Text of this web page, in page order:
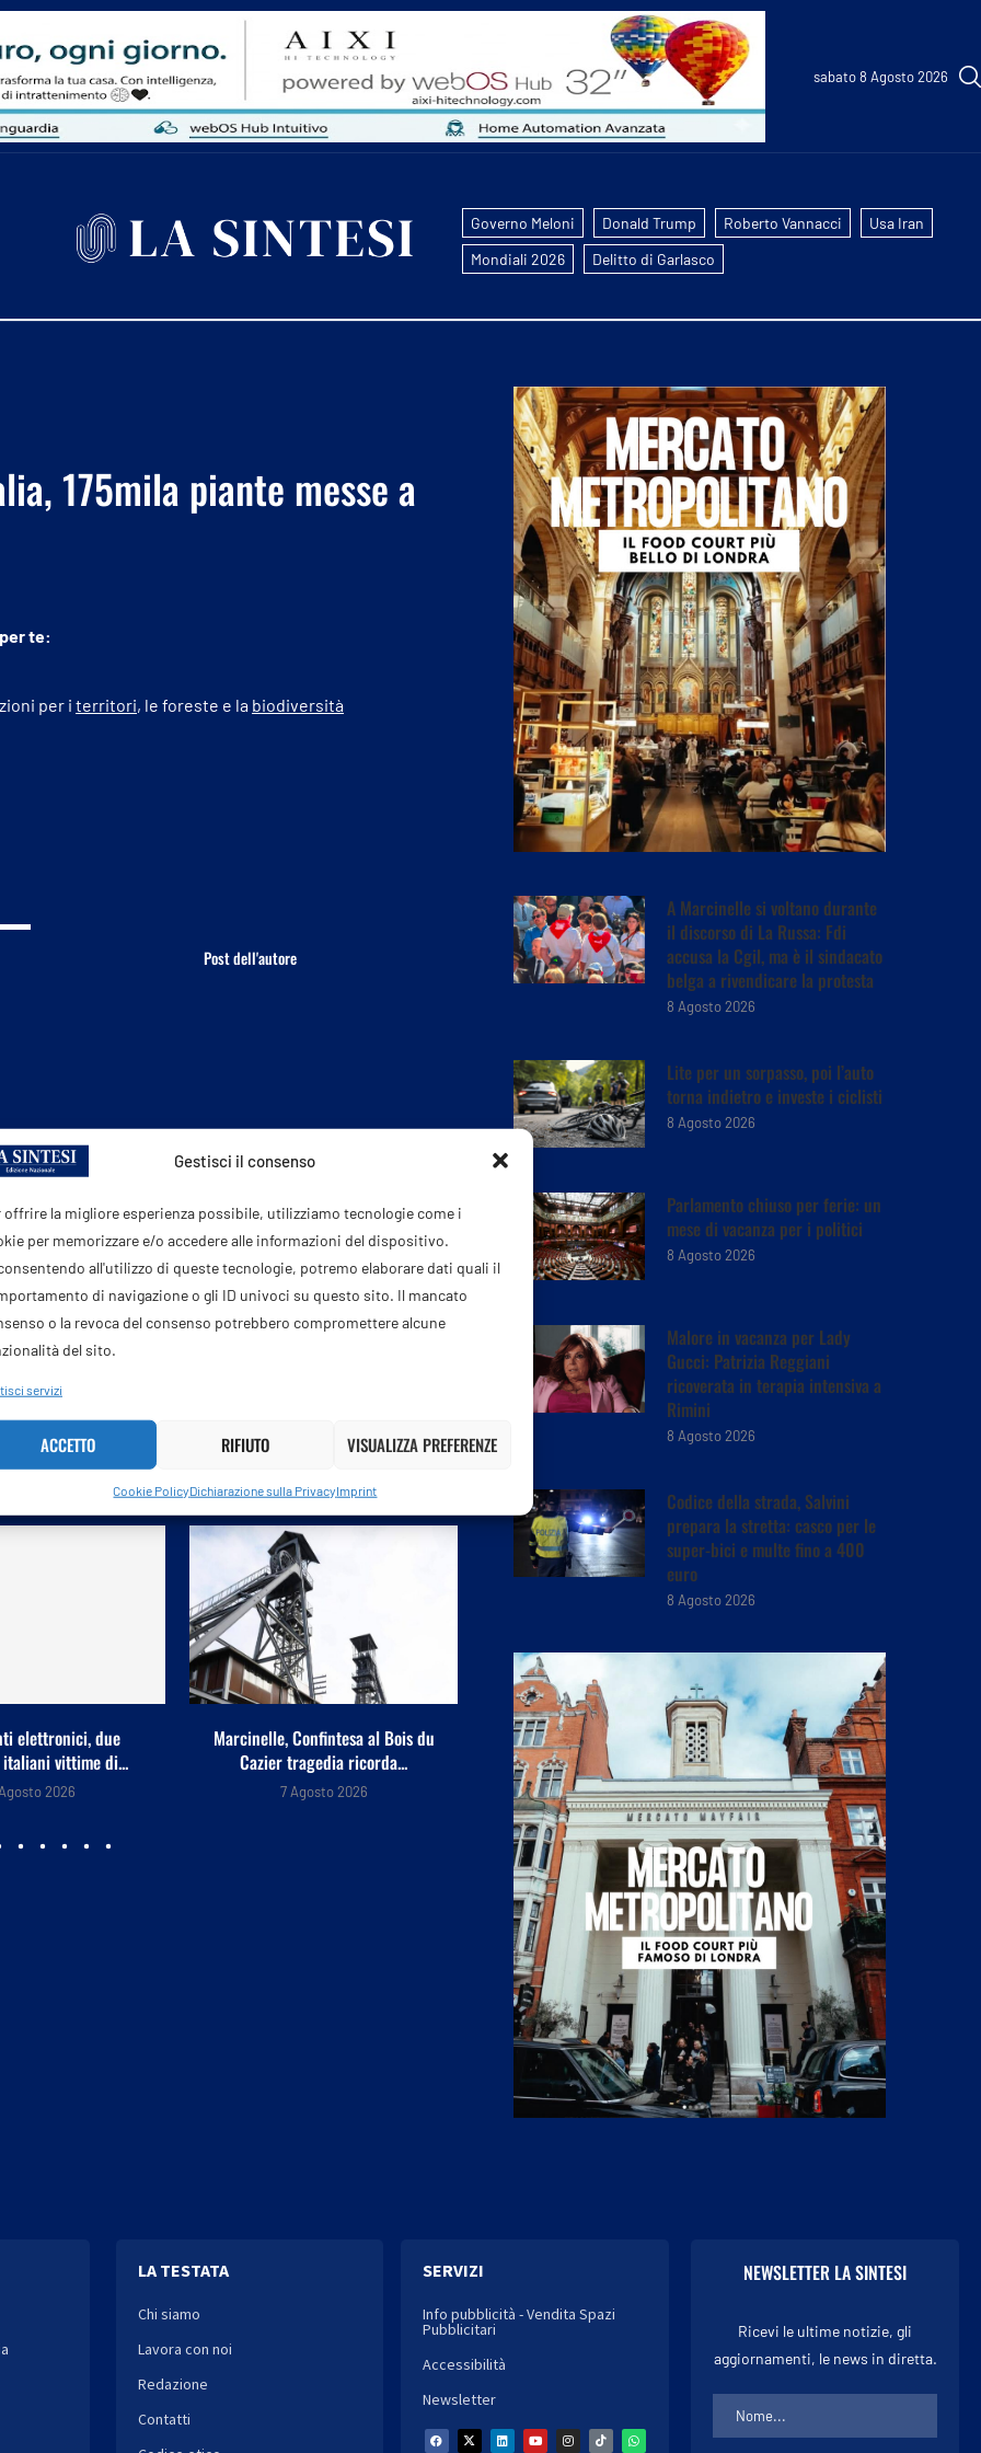
Gestisci il consenso
offrire la migliore esperienza possibile, utilizziamo tecnologie come i
per memorizzare e/o accedere alle informazioni del dispositivo.
all'utilizzo di queste tecnologie, potremo elaborare dati quali il
di navigazione o gli ID univoci su questo sito. Il mancato
o la revoca del consenso potrebbero compromettere alcune
del sito.
servizi
ACCETTO RIFIUTO VISUALIZZA PREFERENZE
Cookie PolicyDichiarazione sulla PrivacyImprint
sabato 8 Agosto 2026
Governo Meloni Donald Trump Roberto Vannacci
Usa Iran
Mondiali 2026
Delitto di Garlasco
175mila piante messe a
te:
per i territori, le foreste e la biodiversità
Post dell'autore
PROSSIMO POST
Rotocalco n° 22 del 3 giugno 2026
ANCHE PIACERTI
al Bois du
ricorda...
2026
Ancora acquisti sui mercati dopo
dato su lavoro...
7 Agosto 2026
La corsa dei prezzi, dai
carburanti al gelato:...
7 Agosto 2026
Unipol verso l’addio a
dopo la plusvalenza,...
7 Agosto 2026
A Marcinelle si voltano durante
il discorso di La Russa: Fdi
accusa la Cgil, ma è il sindacato
belga a rivendicare la protesta
8 Agosto 2026
Lite per un sorpasso, poi l’auto
torna indietro e investe i ciclisti
8 Agosto 2026
Parlamento chiuso per ferie: un
mese di vacanza per i politici
8 Agosto 2026
Malore in vacanza per Lady
Gucci: Patrizia Reggiani
ricoverata in terapia intensiva a
Rimini
8 Agosto 2026
Codice della strada, Salvini
prepara la stretta: casco per le
super-bici e multe fino a 400
euro
8 Agosto 2026
LA TESTATA
Chi siamo
Lavora con noi
Redazione
Contatti
SERVIZI
Info pubblicità - Vendita Spazi
Pubblicitari
Accessibilità
Newsletter
NEWSLETTER LA SINTESI
Ricevi le ultime notizie, gli
aggiornamenti, le news in diretta.